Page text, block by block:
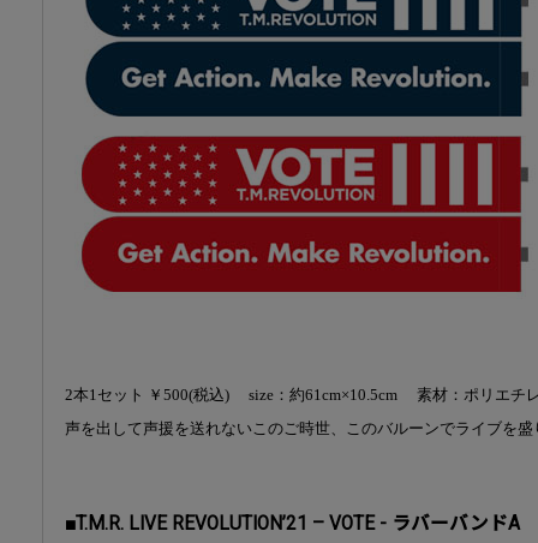
2本1セット ￥500(税込) size：約61cm×10.5cm 素材：ポリエチ
声を出して声援を送れないこのご時世、このバルーンでライブを盛
■T.M.R. LIVE REVOLUTION’21 – VOTE - ラバーバンド